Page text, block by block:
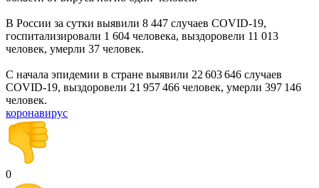
В России за сутки выявили 8 447 случаев COVID-19,
госпитализировали 1 604 человека, выздоровели 11 013
человек, умерли 37 человек.
С начала эпидемии в стране выявили 22 603 646 случаев
COVID-19, выздоровели 21 957 466 человек, умерли 397 146
человек.
коронавирус
0